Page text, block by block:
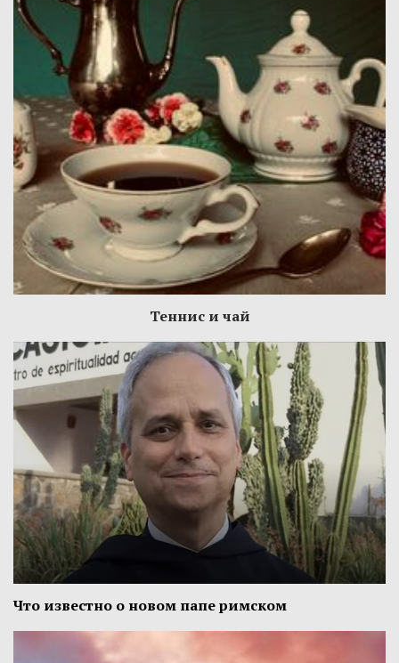
Теннис и чай
Что известно о новом папе римском